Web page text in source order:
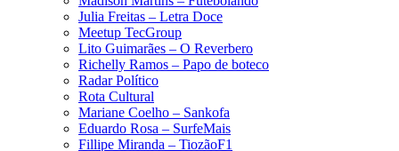
Julia Freitas​ – Letra Doce
Meetup TecGroup
Lito Guimarães – O Reverbero
Richelly Ramos​ – Papo de boteco
Radar Político
Rota Cultural
Mariane Coelho – Sankofa
Eduardo Rosa​ – SurfeMais
Fillipe Miranda – TiozãoF1